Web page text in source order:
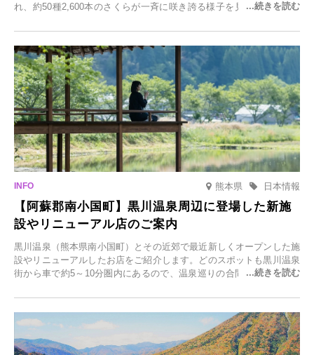
れ、約50種2,600本のさくらが一斉に咲き誇る様子を見に、世界中か
日(月)～2026年2月28日(土)の期間、「冬に咲くさくらライトアップ」
を開催します。
熊本県 日本情報
【阿蘇郡南小国町】黒川温泉周辺に登場した新施
設やリニューアル店のご案内
黒川温泉（熊本県南小国町）とその近郊で最近新しくオープンした施
設やリニューアルしたお店をご紹介します。どのスポットも黒川温泉
街から車で約5～10分圏内にあるので、温泉巡りの合間に気軽に立ち
元食材にこだわったレストランなど、多彩な魅力が満載です。黒川温
泉の新たな楽しみとしてチェックしてみてください。